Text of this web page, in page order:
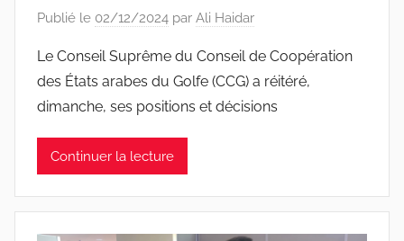
Publié le 02/12/2024 par Ali Haidar
Le Conseil Suprême du Conseil de Coopération
des États arabes du Golfe (CCG) a réitéré,
dimanche, ses positions et décisions
Continuer la lecture